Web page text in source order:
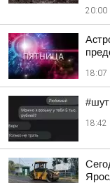
20:00
18:07
18:42